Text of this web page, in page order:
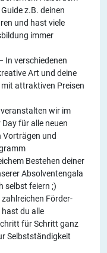
z.B. deinen
und hast viele
immer
In verschiedenen
Art und deine
attraktiven Preisen
wir im
für alle neuen
Vorträgen und
Bestehen deiner
Absolventengala
selbst feiern ;)
Förder-
du alle
für Schritt ganz
Selbstständigkeit